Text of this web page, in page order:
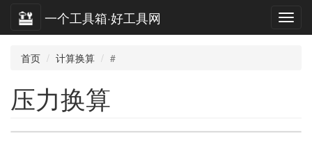
一个工具箱·好工具网
首页 计算换算 #
压力换算